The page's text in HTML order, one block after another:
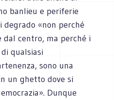
banlieu e periferie
«non perché
centro, ma perché i
qualsiasi
sono una
un ghetto dove si
Dunque